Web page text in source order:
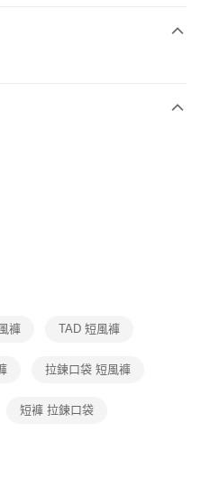
。
後，將跳轉至「AFTEE先享後付」
簡訊。
簡訊中的連結，可透過四大超商／
方視為交易完成。
之結帳頁面顯示為準，若有關於
關疑問，請聯繫「AFTEE先享後付
support/home
「AFTEE先享後付」服務完成之交
人或監護人之同意方可使用
免運費
免運費
免運費
褲 TAD 短風褲
拉鍊口袋 短風褲
短褲 拉鍊口袋